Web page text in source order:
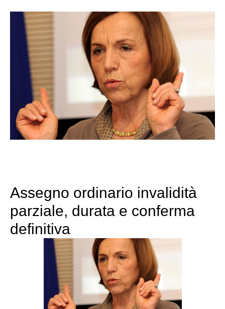
Assegno ordinario invalidità
parziale, durata e conferma
definitiva